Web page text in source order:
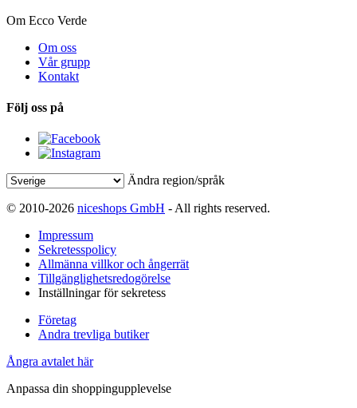
Om Ecco Verde
Om oss
Vår grupp
Kontakt
Följ oss på
Ändra region/språk
© 2010-2026 niceshops GmbH - All rights reserved.
Impressum
Sekretesspolicy
Allmänna villkor och ångerrät
Tillgänglighetsredogörelse
Inställningar för sekretess
Företag
Andra trevliga butiker
Ångra avtalet här
Anpassa din shoppingupplevelse